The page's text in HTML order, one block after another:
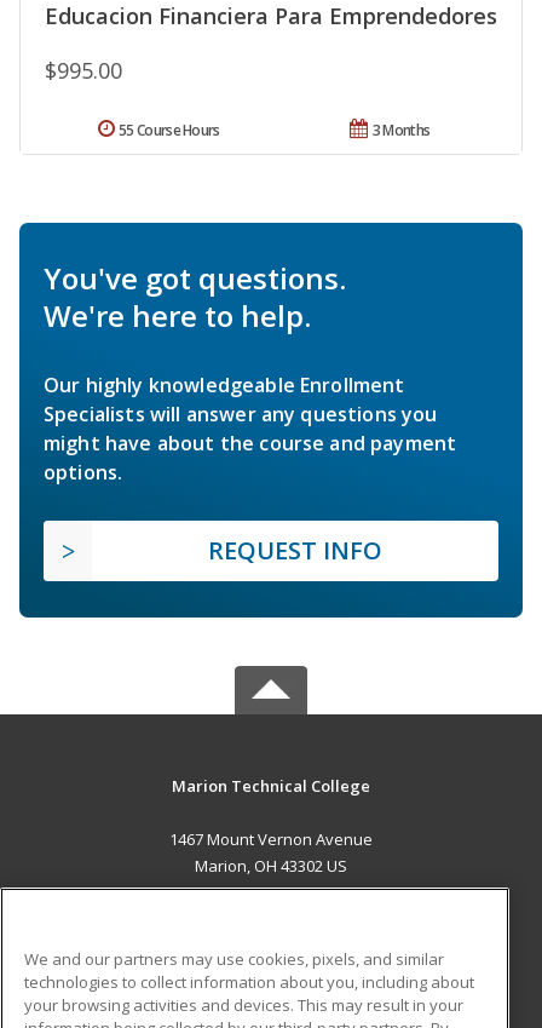
Educacion Financiera Para Emprendedores
$995.00
3 Months
55 Course Hours
You've got questions.
We're here to help.
Our highly knowledgeable Enrollment
Specialists will answer any questions you
might have about the course and payment
options.
REQUEST INFO
Marion Technical College
1467 Mount Vernon Avenue
Marion, OH 43302 US
ADDITIONAL RESOURCES
We and our partners may use cookies, pixels, and similar
technologies to collect information about you, including about
your browsing activities and devices. This may result in your